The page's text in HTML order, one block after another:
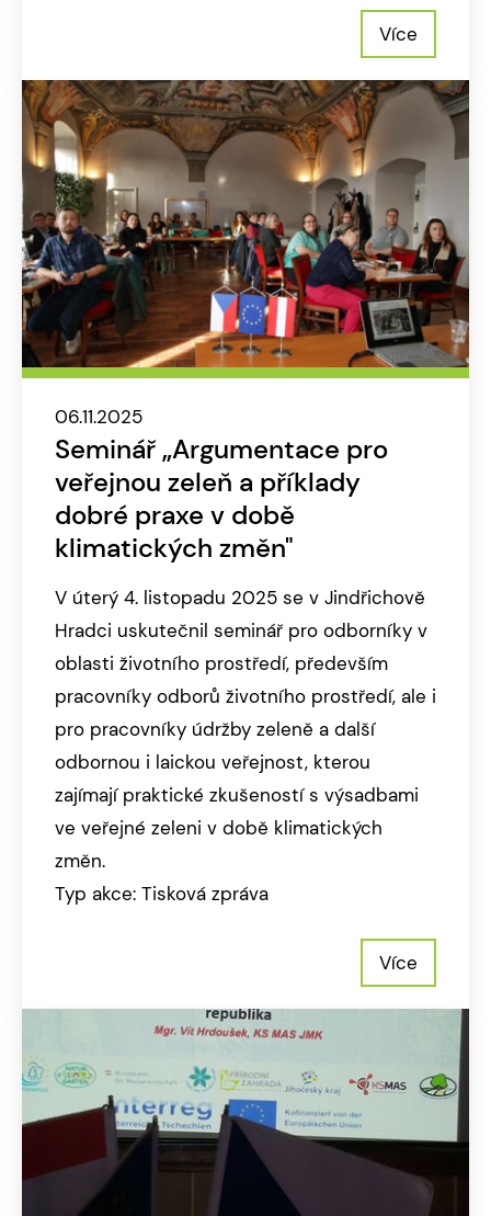
Více
06.11.2025
Seminář „Argumentace pro
veřejnou zeleň a příklady
dobré praxe v době
klimatických změn"
V úterý 4. listopadu 2025 se v Jindřichově
Hradci uskutečnil seminář pro odborníky v
oblasti životního prostředí, především
pracovníky odborů životního prostředí, ale i
pro pracovníky údržby zeleně a další
odbornou i laickou veřejnost, kterou
zajímají praktické zkušeností s výsadbami
ve veřejné zeleni v době klimatických
změn.
Typ akce: Tisková zpráva
Více